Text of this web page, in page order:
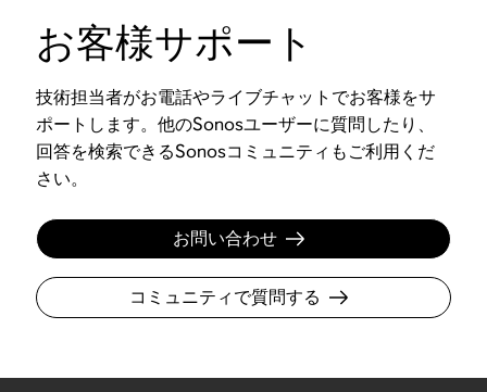
お客様サポート
技術担当者がお電話やライブチャットでお客様をサ
ポートします。他のSonosユーザーに質問したり、
回答を検索できるSonosコミュニティもご利用くだ
さい。
お問い合わせ
コミュニティで質問する